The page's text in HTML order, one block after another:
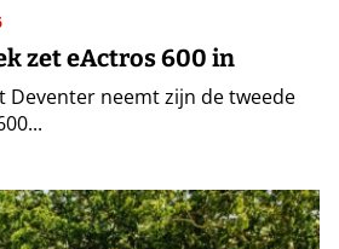
zet eActros 600 in
Deventer neemt zijn de tweede